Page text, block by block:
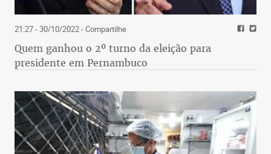
21:27 - 30/10/2022- Compartilhe
Quem ganhou o 2º turno da eleição para
presidente em Pernambuco